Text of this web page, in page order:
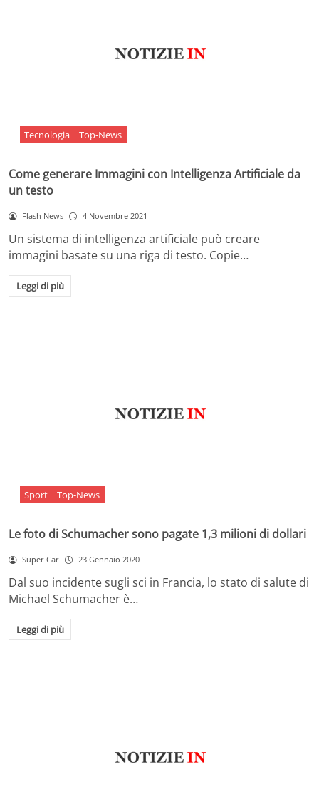
Tecnologia Top-News
Come generare Immagini con Intelligenza Artificiale da
un testo
Flash News 4 Novembre 2021
Un sistema di intelligenza artificiale può creare
immagini basate su una riga di testo. Copie…
Leggi di più
Sport Top-News
Le foto di Schumacher sono pagate 1,3 milioni di dollari
Super Car 23 Gennaio 2020
Dal suo incidente sugli sci in Francia, lo stato di salute di
Michael Schumacher è…
Leggi di più